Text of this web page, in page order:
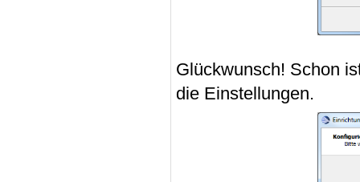
Glückwunsch! Schon
die Einstellungen.